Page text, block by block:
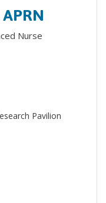
Nurse
Pavilion